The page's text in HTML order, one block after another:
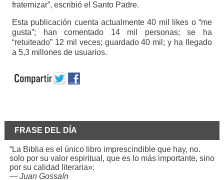
fraternizar”, escribió el Santo Padre.
Esta publicación cuenta actualmente 40 mil likes o “me
gusta”; han comentado 14 mil personas; se ha
“retuiteado” 12 mil veces; guardado 40 mil; y ha llegado
a 5,3 millones de usuarios.
FRASE DEL DÍA
“La Biblia es el único libro imprescindible que hay, no.
solo por su valor espiritual, que es lo más importante, sino
por su calidad literaria»:
— Juan Gossaín